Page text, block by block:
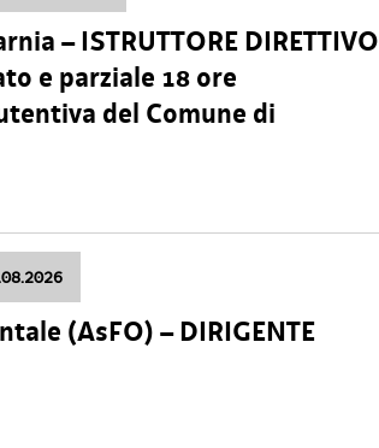
– ISTRUTTORE DIRETTIVO
e parziale 18 ore
del Comune di
(AsFO) – DIRIGENTE